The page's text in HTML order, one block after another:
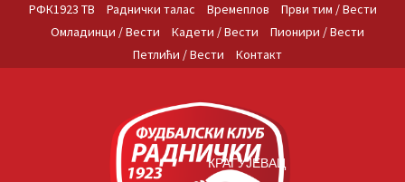
РФК1923 ТВ Раднички талас Времеплов
Први тим / Вести
Омладинци / Вести
Кадети / Вести
Пионири / Вести
Петлићи / Вести
Контакт
КРАГУЈЕВАЦ